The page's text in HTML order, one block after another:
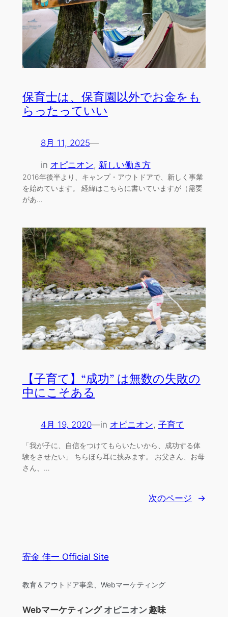
保育士は、保育園以外でお金をも
らったっていい
8月 11, 2025—
in オピニオン, 新しい働き方
2016年後半より、キャンプ・アウトドアで、新しく事業
を始めています。 経緯はこちらに書いていますが（需要
があ…
【子育て】“成功” は無数の失敗の
中にこそある
4月 19, 2020—in オピニオン, 子育て
「我が子に、自信をつけてもらいたいから、成功する体
験をさせたい」 ちらほら耳に挟みます。 お父さん、お母
さん、…
次のページ →
寄金 佳一 Official Site
教育＆アウトドア事業、Webマーケティング
Webマーケティング オピニオン 趣味